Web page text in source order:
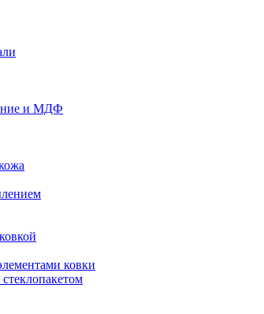
и МДФ
ковки